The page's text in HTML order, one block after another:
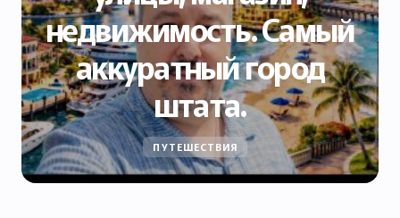
недвижимость. Самый
аккуратный город
штата.
ПУТЕШЕСТВИЯ